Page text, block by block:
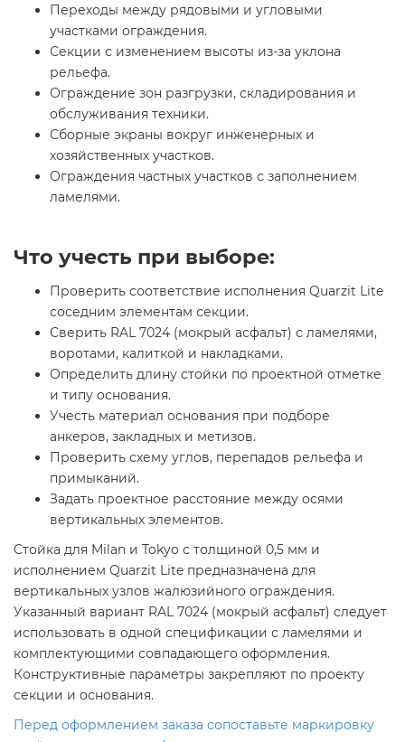
Переходы между рядовыми и угловыми
участками ограждения.
Секции с изменением высоты из-за уклона
рельефа.
Ограждение зон разгрузки, складирования и
обслуживания техники.
Сборные экраны вокруг инженерных и
хозяйственных участков.
Ограждения частных участков с заполнением
ламелями.
Что учесть при выборе:
Проверить соответствие исполнения Quarzit Lite
соседним элементам секции.
Сверить RAL 7024 (мокрый асфальт) с ламелями,
воротами, калиткой и накладками.
Определить длину стойки по проектной отметке
и типу основания.
Учесть материал основания при подборе
анкеров, закладных и метизов.
Проверить схему углов, перепадов рельефа и
примыканий.
Задать проектное расстояние между осями
вертикальных элементов.
Стойка для Milan и Tokyo с толщиной 0,5 мм и
исполнением Quarzit Lite предназначена для
вертикальных узлов жалюзийного ограждения.
Указанный вариант RAL 7024 (мокрый асфальт) следует
использовать в одной спецификации с ламелями и
комплектующими совпадающего оформления.
Конструктивные параметры закрепляют по проекту
секции и основания.
Перед оформлением заказа сопоставьте маркировку